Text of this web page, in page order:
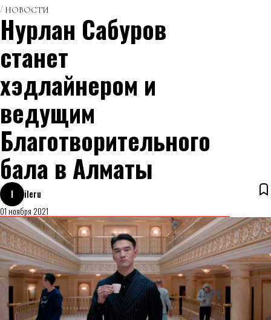
НОВОСТИ
Нурлан Сабуров
станет
хэдлайнером и
ведущим
Благотворительного
бала в Алматы
I
ileru
01 ноября 2021